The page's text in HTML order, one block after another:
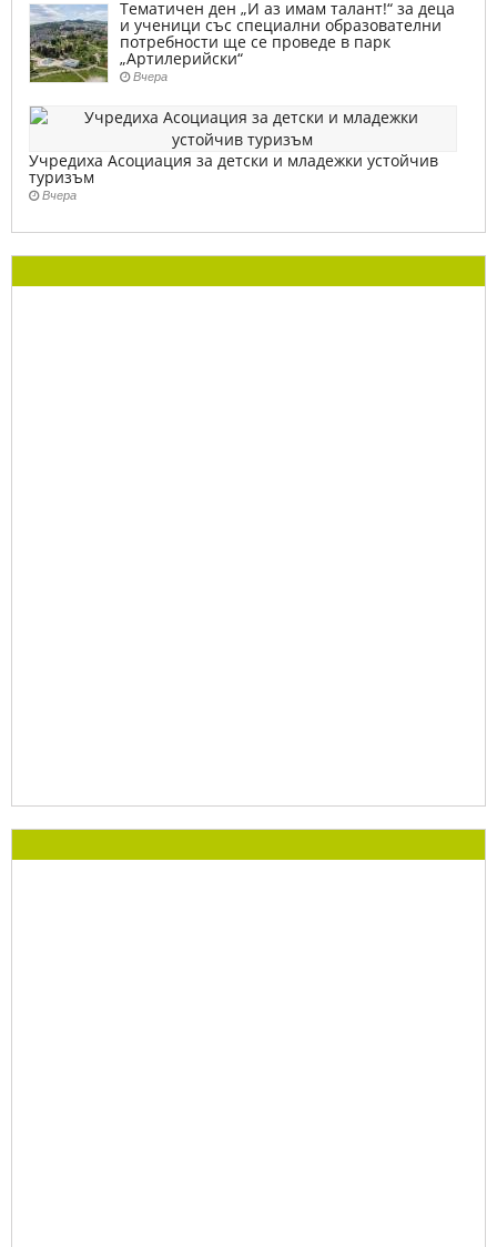
Тематичен ден „И аз имам талант!“ за деца
и ученици със специални образователни
потребности ще се проведе в парк
„Артилерийски“
Вчера
Учредиха Асоциация за детски и младежки устойчив
туризъм
Вчера